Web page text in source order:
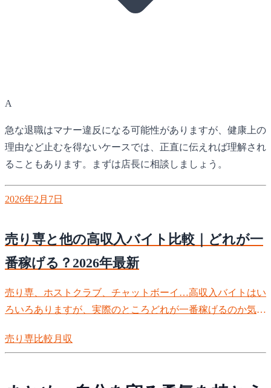
A
急な退職はマナー違反になる可能性がありますが、健康上の
理由など止むを得ないケースでは、正直に伝えれば理解され
ることもあります。まずは店長に相談しましょう。
2026年2月7日
売り専と他の高収入バイト比較｜どれが一
番稼げる？2026年最新
売り専、ホストクラブ、チャットボーイ…高収入バイトはい
ろいろありますが、実際のところどれが一番稼げるのか気に
的に比較。現実的な数字から選び方のポイントまで徹底解説
売り専比較 月収